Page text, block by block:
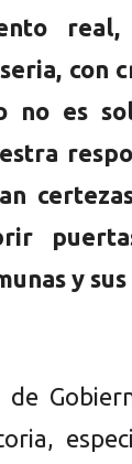
con
no es
y